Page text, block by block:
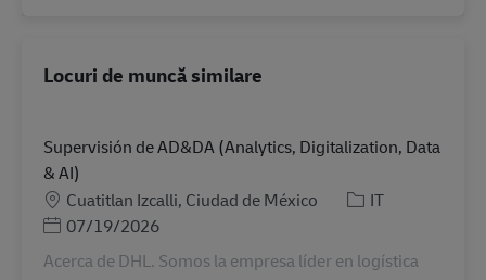
Locuri de muncă similare
Supervisión de AD&DA (Analytics, Digitalization, Data
& AI)
Locație
Cuatitlan Izcalli, Ciudad de México Categorie
IT
Posted Date
07/19/2026
Acerca de DHL. Somos la empresa líder en logística